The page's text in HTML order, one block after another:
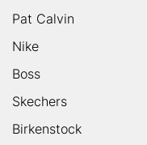
Pat Calvin
Nike
Boss
Skechers
Birkenstock